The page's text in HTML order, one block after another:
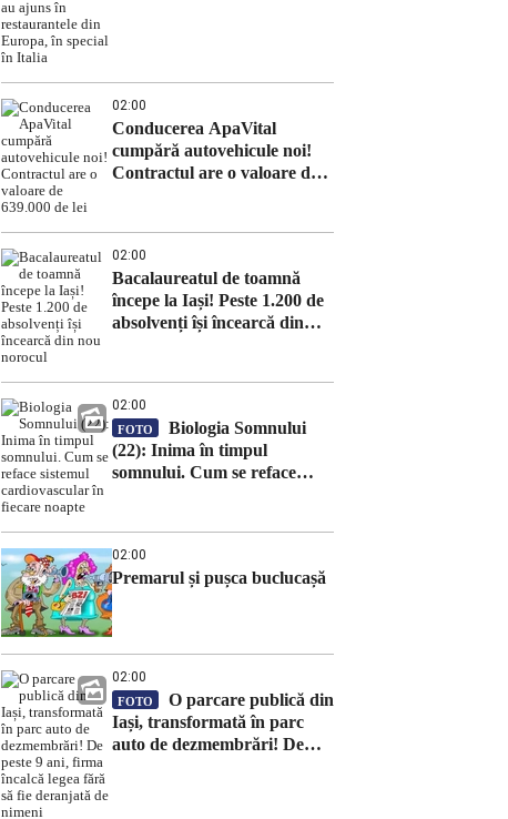
02:00
Conducerea ApaVital
cumpără autovehicule noi!
Contractul are o valoare de
02:00
Bacalaureatul de toamnă
începe la Iași! Peste 1.200 de
absolvenți își încearcă din
02:00
FOTO
Biologia Somnului
(22): Inima în timpul
somnului. Cum se reface
02:00
Premarul și pușca buclucașă
02:00
FOTO
O parcare publică din
Iași, transformată în parc
auto de dezmembrări! De